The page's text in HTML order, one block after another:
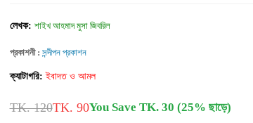
লেখক: শাইখ আহমাদ মুসা জিবরিল
প্রকাশনী : সন্দীপন প্রকাশন
ক্যাটাগরি: ইবাদত ও আমল
TK. 120TK. 90You Save TK. 30 (25% ছাড়ে)